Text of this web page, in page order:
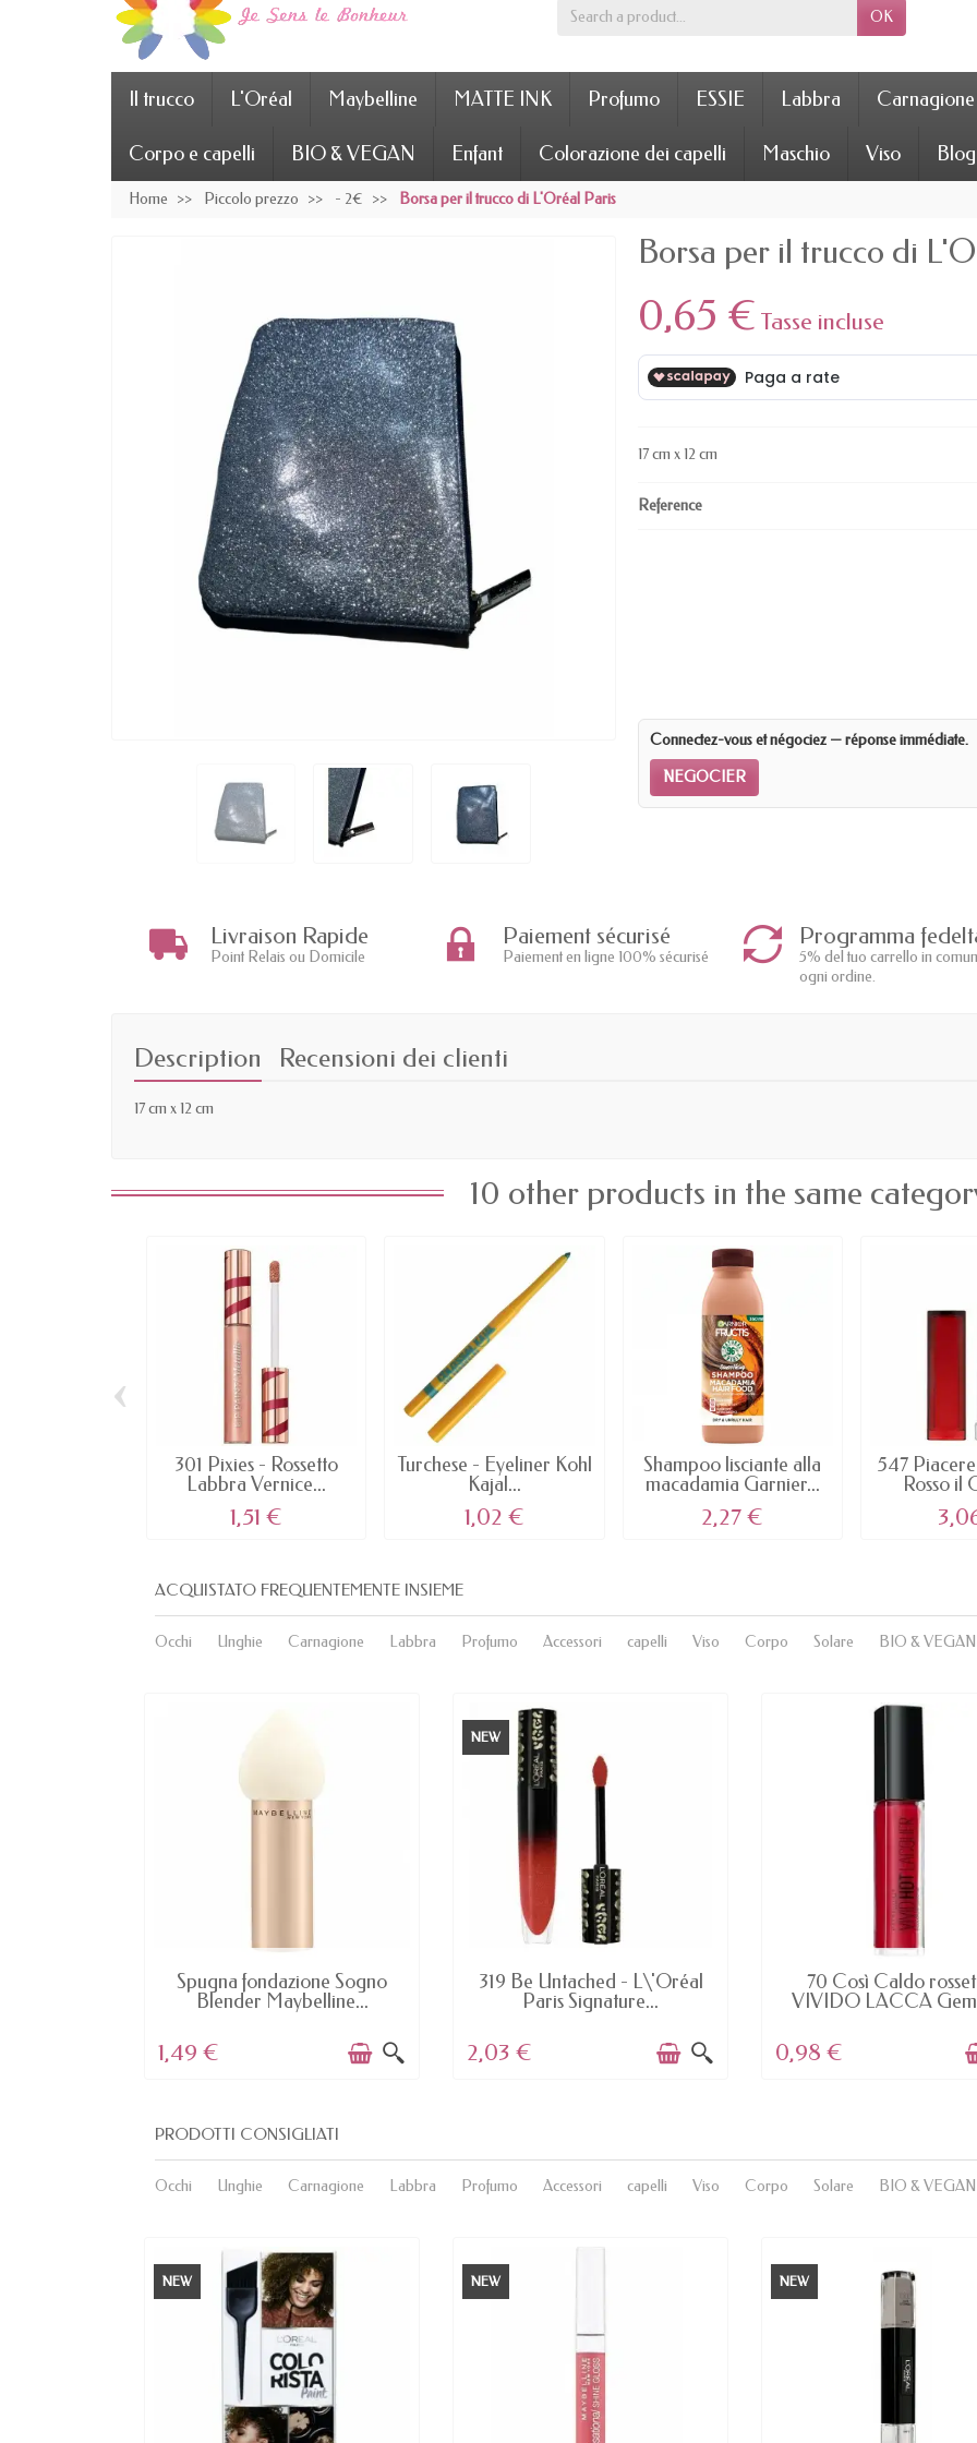
OK
Il trucco L'Oréal Maybelline MATTE INK Profumo ESSIE Labbra Carnagione
Corpo e capelli BIO & VEGAN Enfant Colorazione dei capelli Maschio Viso Blog
Home Piccolo prezzo - 2€ Borsa per il trucco di L'Oréal Paris
Borsa per il trucco di
0,65 € Tasse incluse
17 cm x 12 cm
Reference
Connectez-vous et négociez — réponse immédiate.
NEGOCIER
Livraison Rapide
Point Relais ou Domicile
Paiement sécurisé
Paiement en ligne 100% sécurisé
Programma
5% del tuo carrello in
ogni ordine.
Description Recensioni dei clienti
17 cm x 12 cm
10 other products in the same
301 Pixies - Rossetto
Labbra Vernice...
1,51 €
Turchese - Eyeliner Kohl
Kajal...
1,02 €
Shampoo lisciante alla
macadamia Garnier...
2,27 €
547
Rosso il
‹
ACQUISTATO FREQUENTEMENTE INSIEME
Occhi Unghie Carnagione Labbra Profumo Accessori capelli Viso Corpo Solare BIO & VEGAN
AVAILABLE
Spugna fondazione Sogno
Blender Maybelline...
1,49 €
NEW
AVAILABLE
319 Be Untached - L\'Oréal
Paris Signature...
2,03 €
AVAILABLE
70 Così Caldo
VIVIDO LACCA
0,98 €
PRODOTTI CONSIGLIATI
Occhi Unghie Carnagione Labbra Profumo Accessori capelli Viso Corpo Solare BIO & VEGAN
NEW NEW NEW